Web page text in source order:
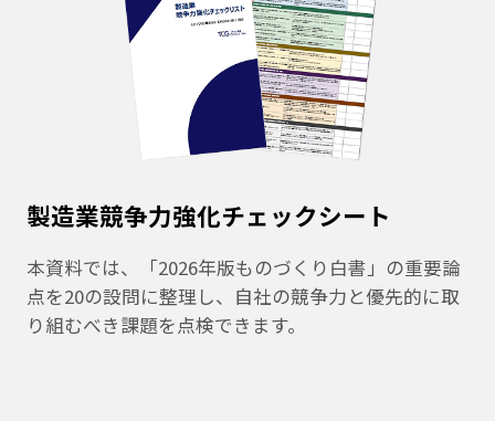
製造業競争力強化チェックシート
本資料では、「2026年版ものづくり白書」の重要論
点を20の設問に整理し、自社の競争力と優先的に取
り組むべき課題を点検できます。